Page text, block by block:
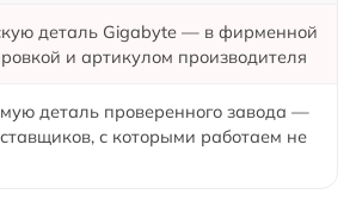
деталь Gigabyte — в фирменной
и артикулом производителя
деталь проверенного завода —
с которыми работаем не